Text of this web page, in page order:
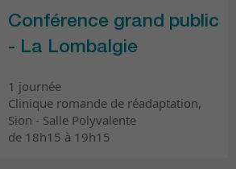
Conférence grand public
- La Lombalgie
1 journée
Clinique romande de réadaptation,
Sion - Salle Polyvalente
de 18h15 à 19h15